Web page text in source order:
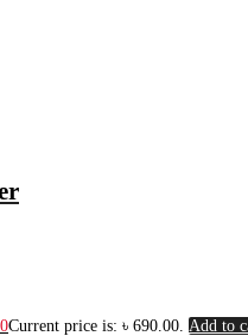
Current price is: ৳ 690.00. Add to